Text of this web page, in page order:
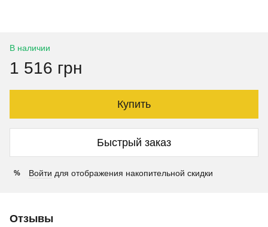
В наличии
1 516 грн
Купить
Быстрый заказ
% Войти для отображения накопительной скидки
Отзывы